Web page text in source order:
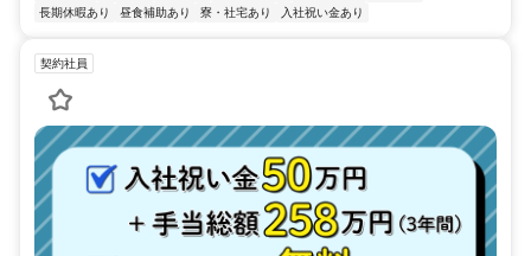
長期休暇あり
昼食補助あり 寮・社宅あり 入社祝い金あり
契約社員